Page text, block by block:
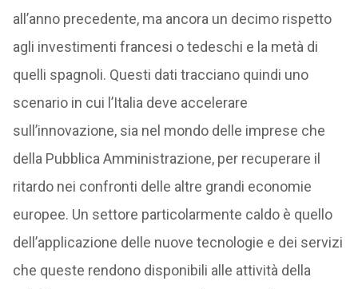
all’anno precedente, ma ancora un decimo rispetto
agli investimenti francesi o tedeschi e la metà di
quelli spagnoli. Questi dati tracciano quindi uno
scenario in cui l’Italia deve accelerare
sull’innovazione, sia nel mondo delle imprese che
della Pubblica Amministrazione, per recuperare il
ritardo nei confronti delle altre grandi economie
europee. Un settore particolarmente caldo è quello
dell’applicazione delle nuove tecnologie e dei servizi
che queste rendono disponibili alle attività della